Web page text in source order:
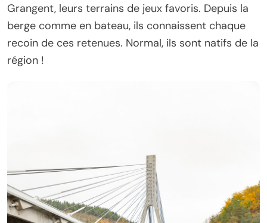
Grangent, leurs terrains de jeux favoris. Depuis la
berge comme en bateau, ils connaissent chaque
recoin de ces retenues. Normal, ils sont natifs de la
région !